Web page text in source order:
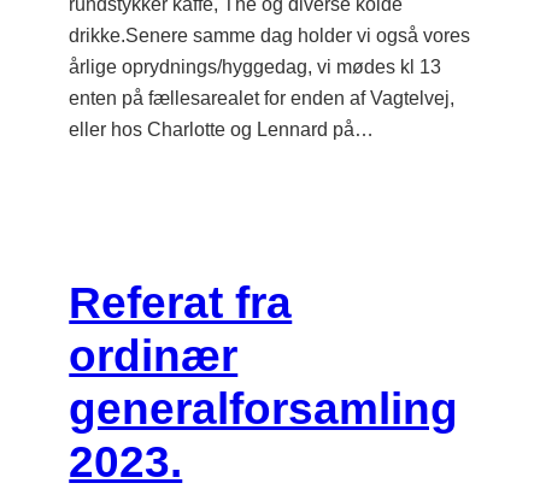
drikke.Senere samme dag holder vi også vores
årlige oprydnings/hyggedag, vi mødes kl 13
enten på fællesarealet for enden af Vagtelvej,
eller hos Charlotte og Lennard på…
Referat fra
ordinær
generalforsamling
2023.